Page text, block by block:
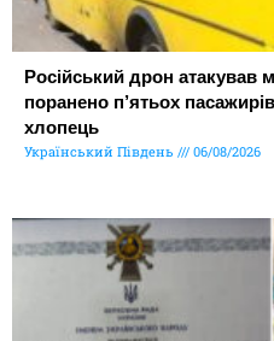
Російський дрон атакував
поранено п’ятьох
хлопець
Український Південь 06/08/2026